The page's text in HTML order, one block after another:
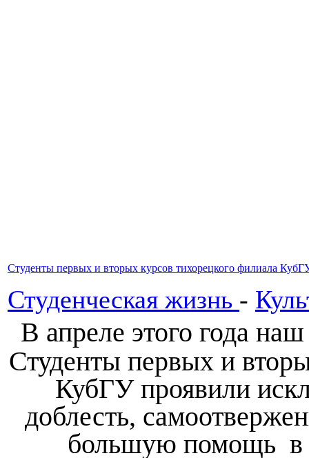
Студенты первых и вторых курсов тихорецкого филиала
Студенческая жизнь -
В апреле этого года
Студенты первых и
КубГУ проявили
доблесть,
большую помощь в